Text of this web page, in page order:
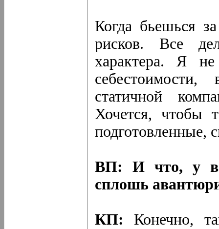
Когда бьешься
рисков. Все
характера. Я
статичной
Хочется, чтобы
подготовленные,
ВП: И что, у
сплошь
КП: Конечно,